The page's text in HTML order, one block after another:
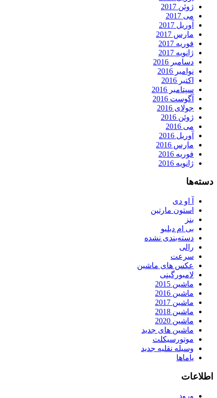
ژوئن 2017
می 2017
آوریل 2017
مارس 2017
فوریه 2017
ژانویه 2017
دسامبر 2016
نوامبر 2016
اکتبر 2016
سپتامبر 2016
آگوست 2016
جولای 2016
ژوئن 2016
می 2016
آوریل 2016
مارس 2016
فوریه 2016
ژانویه 2016
دسته‌ها
آ او دی
استون مارتین
بنز
بی ام دبلیو
دسته‌بندی نشده
رالی
سرعت
عکس های ماشین
لامبورگینی
ماشین 2015
ماشین 2016
ماشین 2017
ماشین 2018
ماشین 2020
ماشین های جدید
موتورسیکلت
وسیله نقلیه جدید
یاماها
اطلاعات
ورود